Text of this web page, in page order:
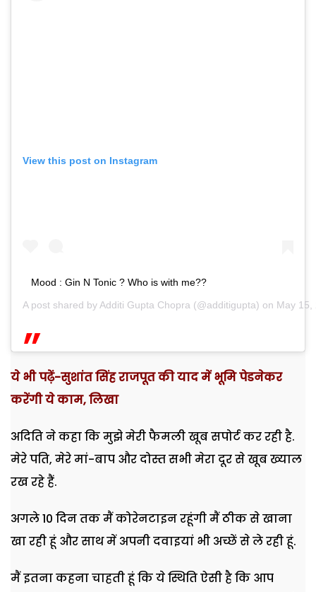
View this post on Instagram
Mood : Gin N Tonic ? Who is with me??
A post shared by Additi Gupta Chopra (@additigupta) on May 15,
ये भी पढ़ें-सुशांत सिंह राजपूत की याद में भूमि पेडनेकर
करेंगी ये काम, लिखा
अदिति ने कहा कि मुझे मेरी फैमली खूब सपोर्ट कर रही है.
मेरे पति, मेरे मां-बाप और दोस्त सभी मेरा दूर से खूब ख्याल
रख रहे हैं.
अगले 10 दिन तक मैं कोरेनटाइन रहूंगी मैं ठीक से खाना
खा रही हूं और साथ में अपनी दवाइयां भी अच्छें से ले रही हूं.
मैं इतना कहना चाहती हूं कि ये स्थिति ऐसी है कि आप